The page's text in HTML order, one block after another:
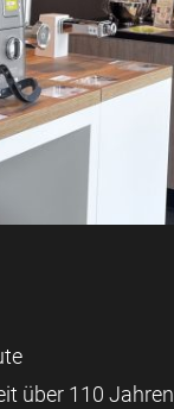
über 110 Jahren